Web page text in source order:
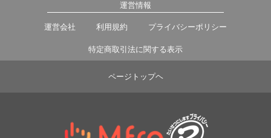
運営情報
運営会社 利用規約 プライバシーポリシー
特定商取引法に関する表示
ページトップヘ